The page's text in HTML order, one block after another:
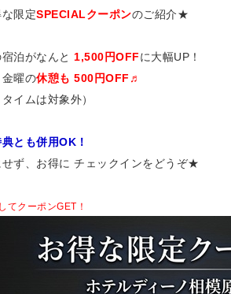
限定SPECIALクーポンのご紹介★
泊がなんと 1,500円OFFに大幅UP！
曜の休憩も 500円OFF♬
タイムは対象外）
とも併用OK！
せず、お得に チェックインをどうぞ★
てクーポンGET！